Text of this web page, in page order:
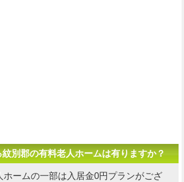
別郡の有料老人ホームは有りますか？
ホームの一部は入居金0円プランがござ